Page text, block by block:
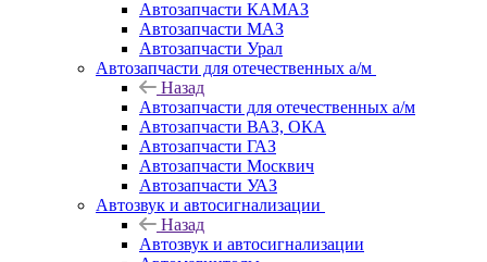
Автозапчасти КАМАЗ
Автозапчасти МАЗ
Автозапчасти Урал
Автозапчасти для отечественных а/м
Назад
Автозапчасти для отечественных а/м
Автозапчасти ВАЗ, ОКА
Автозапчасти ГАЗ
Автозапчасти Москвич
Автозапчасти УАЗ
Автозвук и автосигнализации
Назад
Автозвук и автосигнализации